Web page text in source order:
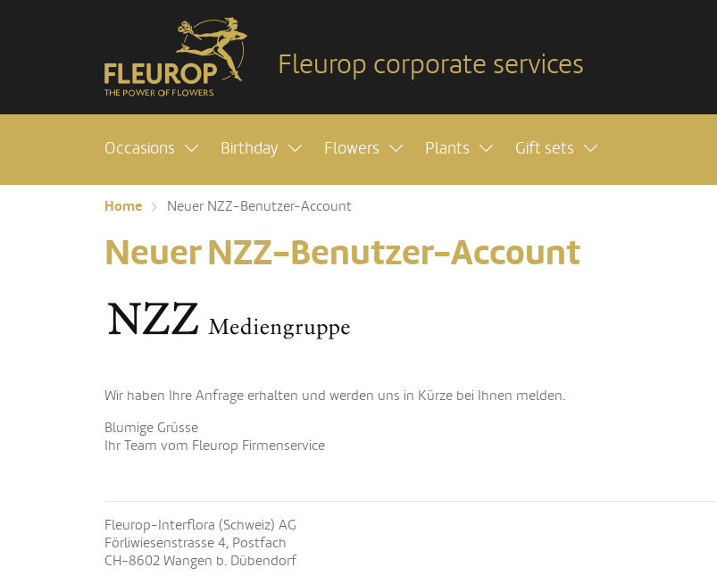
Fleurop corporate services
Occasions Birthday Flowers Plants Gift sets
Home Neuer NZZ-Benutzer-Account
Neuer NZZ-Benutzer-Account
Wir haben Ihre Anfrage erhalten und werden uns in Kürze bei Ihnen melden.
Blumige Grüsse
Ihr Team vom Fleurop Firmenservice
Fleurop-Interflora (Schweiz) AG
Förliwiesenstrasse 4, Postfach
CH-8602 Wangen b. Dübendorf